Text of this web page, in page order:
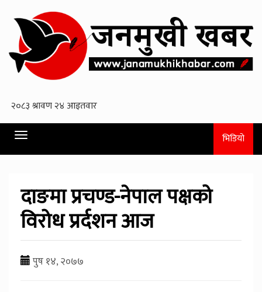
Toggle
navigation
भिडियो
दाङमा प्रचण्ड-नेपाल पक्षको
विरोध प्रर्दशन आज
पुष १४, २०७७